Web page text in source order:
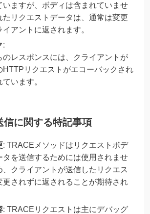
いますが、ボディは含まれていませ
たリクエストデータは、通常は変更
アントに返されます。
:
のレスポンスには、クライアントが
HTTPリクエストがエコーバックされ
います。
信に関する特記事項
: TRACEメソッドはリクエストボデ
タを送信するためには使用されませ
、クライアントが送信したリクエス
更されずに返されることが期待され
: TRACEリクエストは主にデバッグ